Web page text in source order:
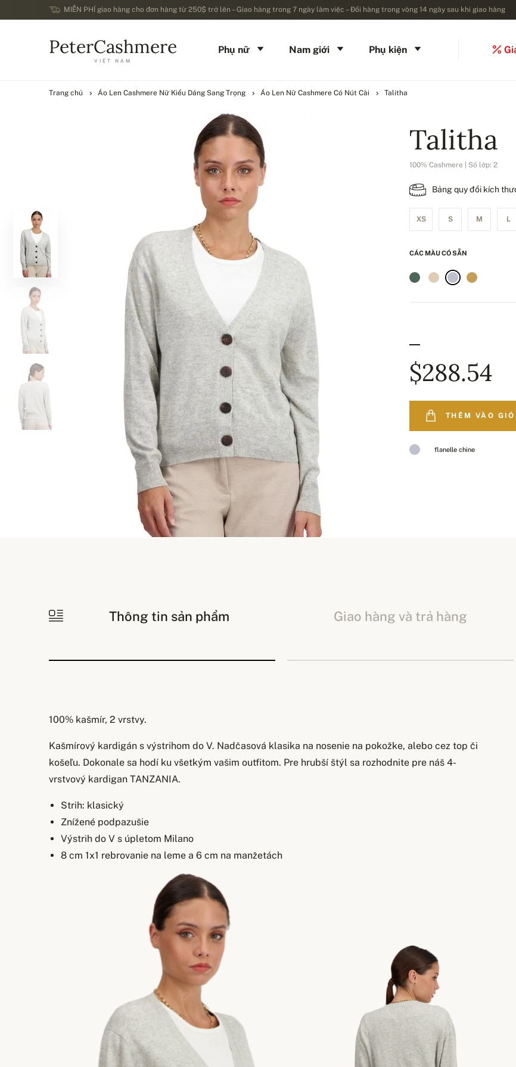
MIỄN PHÍ giao hàng cho đơn hàng từ 250$ trở lên – Giao hàng trong 7 ngày làm việc – Đổi hàng trong vòng 14 ngày sau khi giao hàng
PeterCashmere
VIỆT NAM
Phụ nữ Nam giới Phụ kiện
Trang chủ Áo Len Cashmere Nữ Kiểu Dáng Sang Trọng Áo Len Nữ Cashmere Có Nút Cài Talitha
Talitha
100% Cashmere | Số lớp: 2
Bảng quy đổi kích
XS S M L
CÁC MÀU CÓ SẴN
$288.54
THÊM VÀO
flanelle chine
Thông tin sản phẩm Giao hàng và trả hàng
100% kašmír, 2 vrstvy.
Kašmírový kardigán s výstrihom do V. Nadčasová klasika na nosenie na pokožke, alebo cez top či
košeľu. Dokonale sa hodí ku všetkým vašim outfitom. Pre hrubší štýl sa rozhodnite pre náš 4-
vrstvový kardigan TANZANIA.
Strih: klasický
Znížené podpazušie
Výstrih do V s úpletom Milano
8 cm 1x1 rebrovanie na leme a 6 cm na manžetách